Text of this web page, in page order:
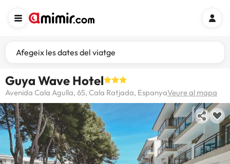
Afegeix les dates del viatge
Guya Wave Hotel
Avenida Cala Agulla, 65, Cala Ratjada, EspanyaVeure al mapa